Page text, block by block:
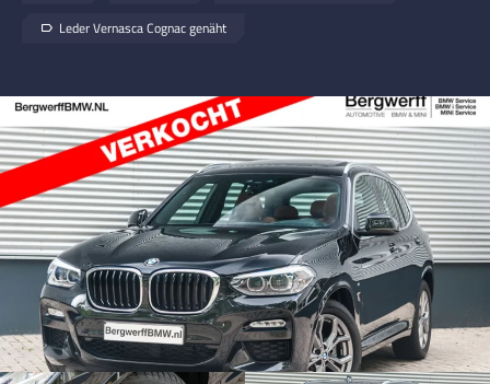
Leder Vernasca Cognac genäht